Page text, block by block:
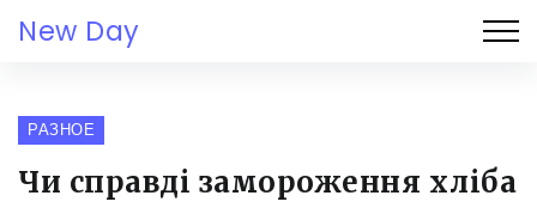
New Day
РАЗНОЕ
Чи справді замороження хліба